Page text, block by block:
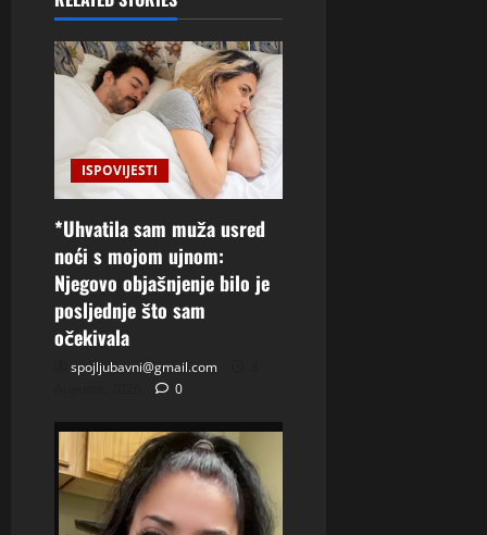
ISPOVIJESTI
*Uhvatila sam muža usred
noći s mojom ujnom:
Njegovo objašnjenje bilo je
posljednje što sam
očekivala
spojljubavni@gmail.com
0